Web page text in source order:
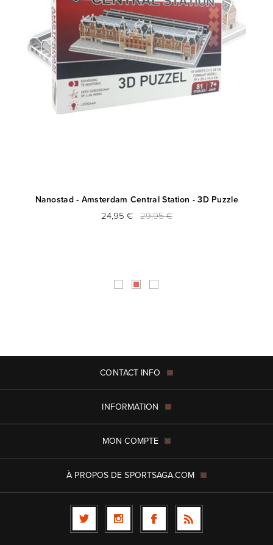
Nanostad - Amsterdam Central Station - 3D Puzzle
24,95 € 29,95 €
CONTACT INFO
INFORMATION
MON COMPTE
À PROPOS DE SPORTSAGA.COM